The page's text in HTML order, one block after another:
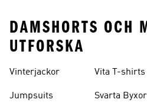
DAMSHORTS OCH
UTFORSKA
Vinterjackor
Jumpsuits
Vita T-shirts
Svarta Byxor